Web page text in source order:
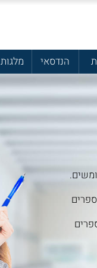
הנדסאי מלגות